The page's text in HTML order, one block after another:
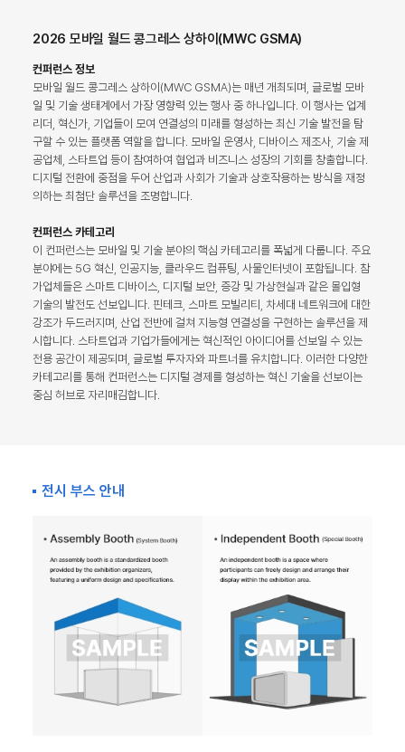
2026 모바일 월드 콩그레스 상하이(MWC GSMA)
컨퍼런스 정보
모바일 월드 콩그레스 상하이(MWC GSMA)는 매년 개최되며, 글로벌 모바
일 및 기술 생태계에서 가장 영향력 있는 행사 중 하나입니다. 이 행사는 업계
리더, 혁신가, 기업들이 모여 연결성의 미래를 형성하는 최신 기술 발전을 탐
구할 수 있는 플랫폼 역할을 합니다. 모바일 운영사, 디바이스 제조사, 기술 제
공업체, 스타트업 등이 참여하여 협업과 비즈니스 성장의 기회를 창출합니다.
디지털 전환에 중점을 두어 산업과 사회가 기술과 상호작용하는 방식을 재정
의하는 최첨단 솔루션을 조명합니다.
컨퍼런스 카테고리
이 컨퍼런스는 모바일 및 기술 분야의 핵심 카테고리를 폭넓게 다룹니다. 주요
분야에는 5G 혁신, 인공지능, 클라우드 컴퓨팅, 사물인터넷이 포함됩니다. 참
가업체들은 스마트 디바이스, 디지털 보안, 증강 및 가상현실과 같은 몰입형
기술의 발전도 선보입니다. 핀테크, 스마트 모빌리티, 차세대 네트워크에 대한
강조가 두드러지며, 산업 전반에 걸쳐 지능형 연결성을 구현하는 솔루션을 제
시합니다. 스타트업과 기업가들에게는 혁신적인 아이디어를 선보일 수 있는
전용 공간이 제공되며, 글로벌 투자자와 파트너를 유치합니다. 이러한 다양한
카테고리를 통해 컨퍼런스는 디지털 경제를 형성하는 혁신 기술을 선보이는
중심 허브로 자리매김합니다.
전시 부스 안내